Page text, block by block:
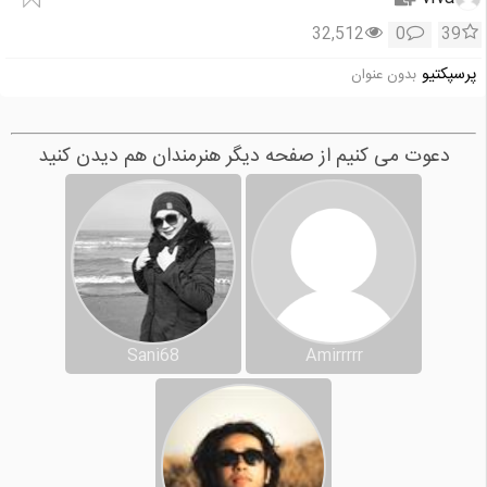
39
0
32,512
پرسپكتيو بدون عنوان
دعوت می کنیم از صفحه دیگر هنرمندان هم دیدن کنید
Amirrrrr
Sani68